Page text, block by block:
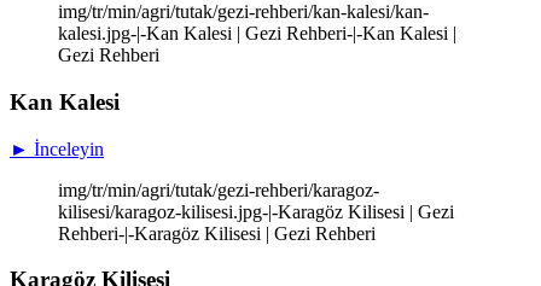
img/tr/min/agri/tutak/gezi-rehberi/kan-kalesi/kan-
kalesi.jpg-|-Kan Kalesi | Gezi Rehberi-|-Kan Kalesi |
Gezi Rehberi
Kan Kalesi
► İnceleyin
img/tr/min/agri/tutak/gezi-rehberi/karagoz-
kilisesi/karagoz-kilisesi.jpg-|-Karagöz Kilisesi | Gezi
Rehberi-|-Karagöz Kilisesi | Gezi Rehberi
Karagöz Kilisesi